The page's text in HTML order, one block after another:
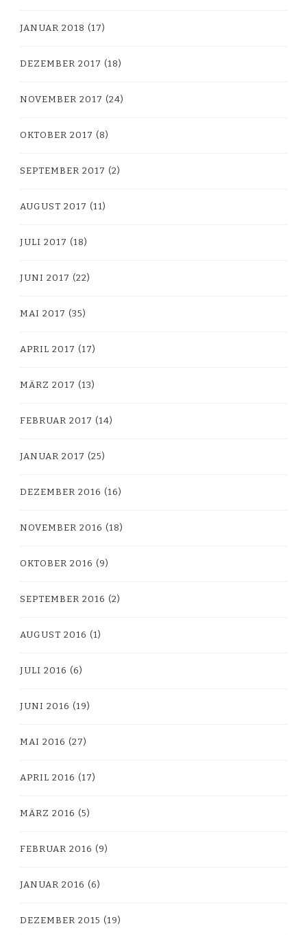
JANUAR 2018 (17)
DEZEMBER 2017 (18)
NOVEMBER 2017 (24)
OKTOBER 2017 (8)
SEPTEMBER 2017 (2)
AUGUST 2017 (11)
JULI 2017 (18)
JUNI 2017 (22)
MAI 2017 (35)
APRIL 2017 (17)
MÄRZ 2017 (13)
FEBRUAR 2017 (14)
JANUAR 2017 (25)
DEZEMBER 2016 (16)
NOVEMBER 2016 (18)
OKTOBER 2016 (9)
SEPTEMBER 2016 (2)
AUGUST 2016 (1)
JULI 2016 (6)
JUNI 2016 (19)
MAI 2016 (27)
APRIL 2016 (17)
MÄRZ 2016 (5)
FEBRUAR 2016 (9)
JANUAR 2016 (6)
DEZEMBER 2015 (19)